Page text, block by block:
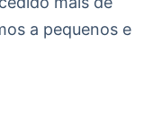
a pequenos e